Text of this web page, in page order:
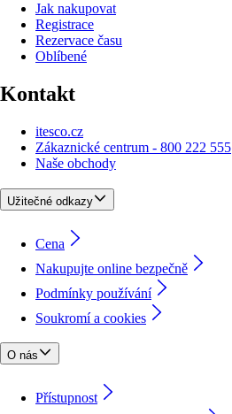
Jak nakupovat
Registrace
Rezervace času
Oblíbené
Kontakt
itesco.cz
Zákaznické centrum - 800 222 555
Naše obchody
Užitečné odkazy
Cena
Nakupujte online bezpečně
Podmínky používání
Soukromí a cookies
O nás
Přístupnost